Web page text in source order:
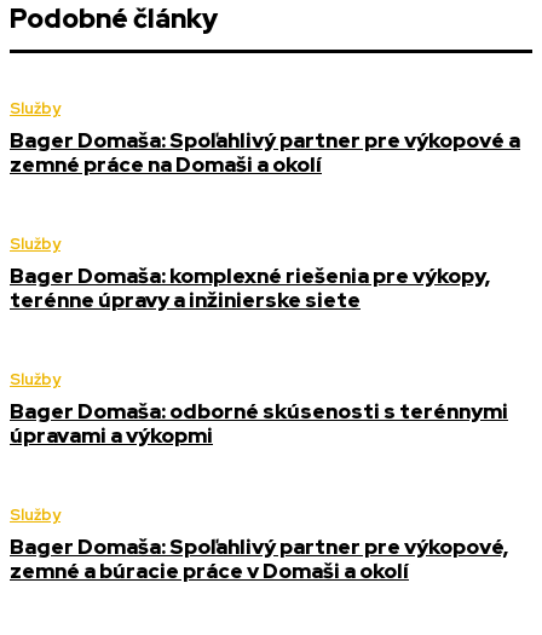
Podobné články
Služby
Bager Domaša: Spoľahlivý partner pre výkopové a
zemné práce na Domaši a okolí
Služby
Bager Domaša: komplexné riešenia pre výkopy,
terénne úpravy a inžinierske siete
Služby
Bager Domaša: odborné skúsenosti s terénnymi
úpravami a výkopmi
Služby
Bager Domaša: Spoľahlivý partner pre výkopové,
zemné a búracie práce v Domaši a okolí